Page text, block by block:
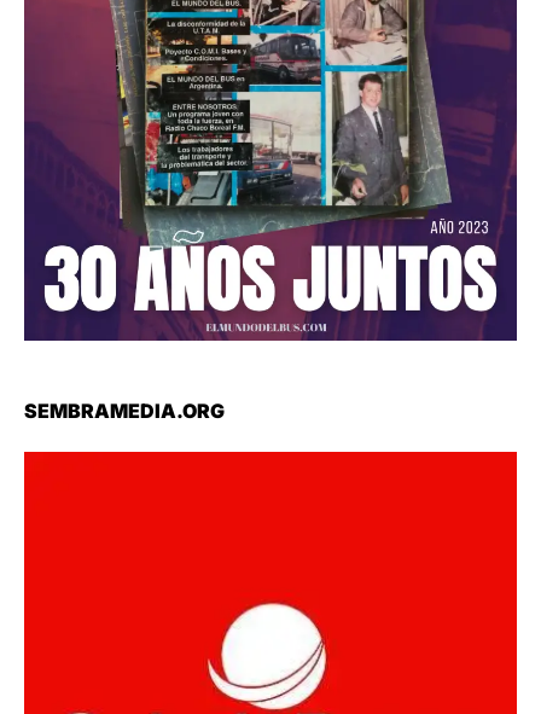
SEMBRAMEDIA.ORG